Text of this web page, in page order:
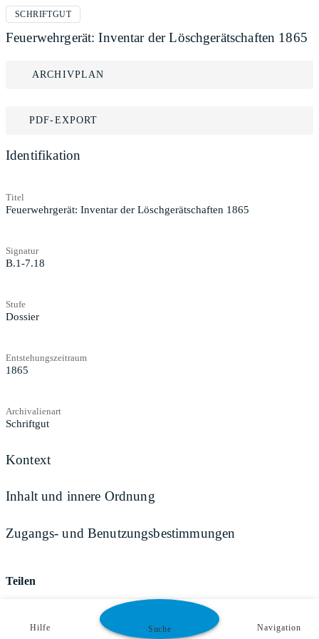
SCHRIFTGUT
Feuerwehrgerät: Inventar der Löschgerätschaften 1865
ARCHIVPLAN
PDF-EXPORT
Identifikation
Titel
Feuerwehrgerät: Inventar der Löschgerätschaften 1865
Signatur
B.1-7.18
Stufe
Dossier
Entstehungszeitraum
1865
Archivalienart
Schriftgut
Kontext
Inhalt und innere Ordnung
Zugangs- und Benutzungsbestimmungen
Teilen
Hilfe Suche Navigation